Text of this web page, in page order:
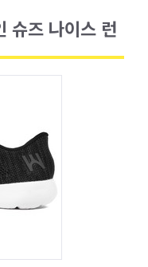
슈즈 나이스 런